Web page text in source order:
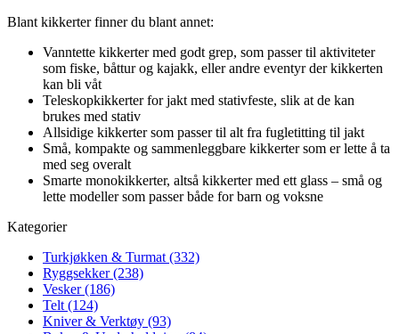
Blant kikkerter finner du blant annet:
Vanntette kikkerter med godt grep, som passer til aktiviteter
som fiske, båttur og kajakk, eller andre eventyr der kikkerten
kan bli våt
Teleskopkikkerter for jakt med stativfeste, slik at de kan
brukes med stativ
Allsidige kikkerter som passer til alt fra fugletitting til jakt
Små, kompakte og sammenleggbare kikkerter som er lette å ta
med seg overalt
Smarte monokikkerter, altså kikkerter med ett glass – små og
lette modeller som passer både for barn og voksne
Kategorier
Turkjøkken & Turmat (332)
Ryggsekker (238)
Vesker (186)
Telt (124)
Kniver & Verktøy (93)